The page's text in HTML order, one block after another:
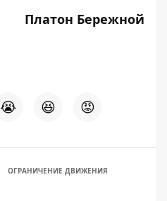
Платон Бережной
😭 😆 😡
ОГРАНИЧЕНИЕ ДВИЖЕНИЯ